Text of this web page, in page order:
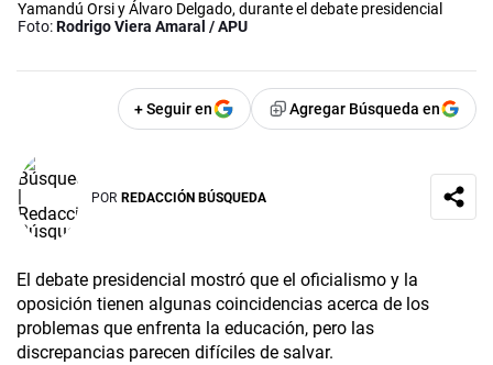
Yamandú Orsi y Álvaro Delgado, durante el debate presidencial
Foto:Rodrigo Viera Amaral / APU
+ Seguir en Agregar Búsqueda en
POR REDACCIÓN BÚSQUEDA
El debate presidencial mostró que el oficialismo y la
oposición tienen algunas coincidencias acerca de los
problemas que enfrenta la educación, pero las
discrepancias parecen difíciles de salvar.